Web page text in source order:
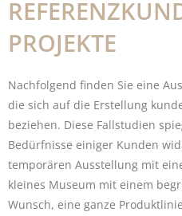
PROJEKTE
Nachfolgend finden Sie eine
die sich auf die Erstellung
beziehen. Diese Fallstudien
Bedürfnisse einiger Kunden
temporären Ausstellung mit
kleines Museum mit einem
Wunsch, eine ganze